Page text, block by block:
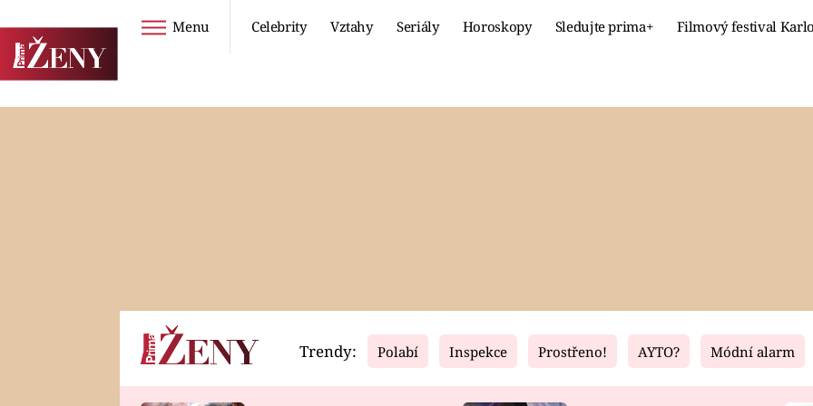
Menu Celebrity Vztahy Seriály Horoskopy Sledujte prima+ Filmový festival
Horoskopy Video Fresh Living
Trendy: Polabí Inspekce Prostřeno! AYTO? Módní alarm